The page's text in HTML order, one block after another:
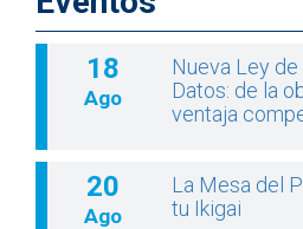
18
Ago
Nueva Ley
Datos: de la
ventaja
20
Ago
La Mesa del
tu Ikigai